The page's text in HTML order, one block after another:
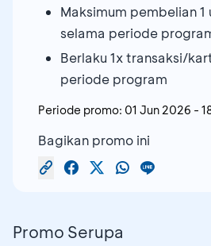
Maksimum pembelian
selama periode
Berlaku 1x transaksi/
periode program
Periode promo: 01 Jun 2026 -
Bagikan promo ini
Promo Serupa